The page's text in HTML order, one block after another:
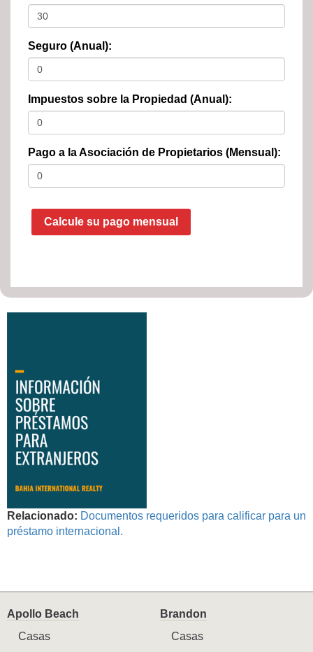
Seguro (Anual):
Impuestos sobre la Propiedad (Anual):
Pago a la Asociación de Propietarios (Mensual):
Calcule su pago mensual
Relacionado: Documentos requeridos para calificar para un
préstamo internacional.
Apollo Beach
Casas
Brandon
Casas